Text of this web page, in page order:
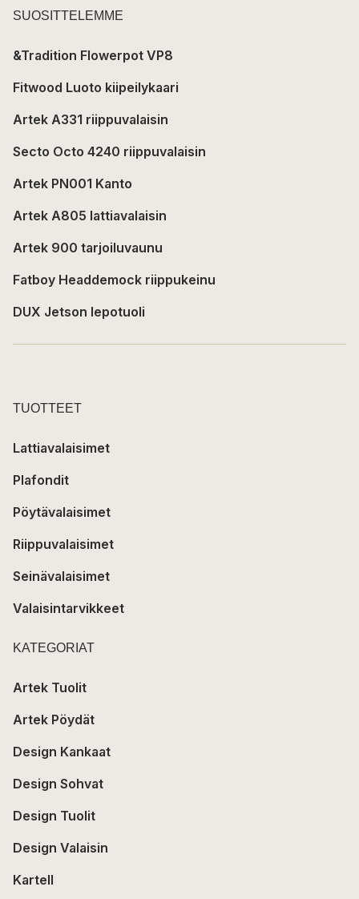
SUOSITTELEMME
&Tradition Flowerpot VP8
Fitwood Luoto kiipeilykaari
Artek A331 riippuvalaisin
Secto Octo 4240 riippuvalaisin
Artek PN001 Kanto
Artek A805 lattiavalaisin
Artek 900 tarjoiluvaunu
Fatboy Headdemock riippukeinu
DUX Jetson lepotuoli
TUOTTEET
Lattiavalaisimet
Plafondit
Pöytävalaisimet
Riippuvalaisimet
Seinävalaisimet
Valaisintarvikkeet
KATEGORIAT
Artek Tuolit
Artek Pöydät
Design Kankaat
Design Sohvat
Design Tuolit
Design Valaisin
Kartell